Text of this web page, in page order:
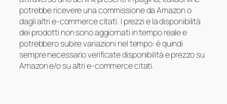
potrebbe ricevere una commissione da Amazon o
dagli altri e-commerce citati. I prezzi e la disponibilità
dei prodotti non sono aggiornati in tempo reale e
potrebbero subire variazioni nel tempo: è quindi
sempre necessario verificate disponibilità e prezzo su
Amazon e/o su altri e-commerce citati.